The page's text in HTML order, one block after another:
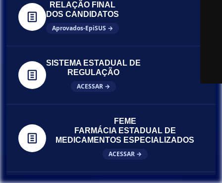
RELAÇÃO FINAL
DOS CANDIDATOS
Aprovados-EpiSUS →
SISTEMA ESTADUAL DE
REGULAÇÃO
ACESSAR →
FEME
FARMÁCIA ESTADUAL DE
MEDICAMENTOS ESPECIALIZADOS
ACESSAR →